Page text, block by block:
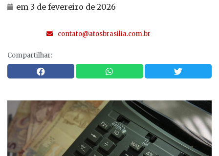
em 3 de fevereiro de 2026
contato@atosbrasilia.com.br
Compartilhar: